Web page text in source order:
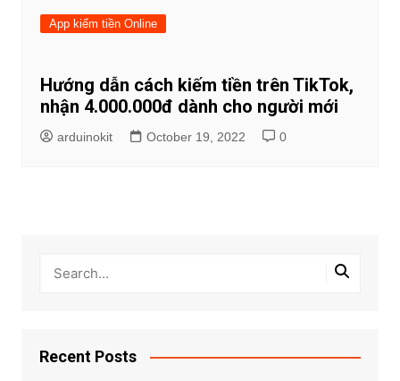
App kiếm tiền Online
Hướng dẫn cách kiếm tiền trên TikTok,
nhận 4.000.000đ dành cho người mới
arduinokit October 19, 2022 0
Recent Posts